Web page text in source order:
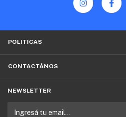
POLITICAS
CONTACTÁNOS
NEWSLETTER